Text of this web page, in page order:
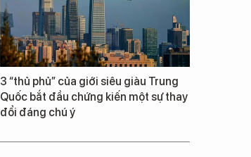
3 “thủ phủ” của giới siêu giàu Trung
Quốc bắt đầu chứng kiến một sự thay
đổi đáng chú ý